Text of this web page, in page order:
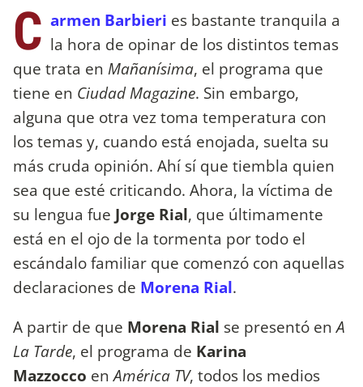
C armen Barbieri es bastante tranquila a
la hora de opinar de los distintos temas
que trata en Mañanísima, el programa que
tiene en Ciudad Magazine. Sin embargo,
alguna que otra vez toma temperatura con
los temas y, cuando está enojada, suelta su
más cruda opinión. Ahí sí que tiembla quien
sea que esté criticando. Ahora, la víctima de
su lengua fue Jorge Rial, que últimamente
está en el ojo de la tormenta por todo el
escándalo familiar que comenzó con aquellas
declaraciones de Morena Rial.
A partir de que Morena Rial se presentó enA
La Tarde, el programa de Karina
Mazzocco enAmérica TV, todos los medios